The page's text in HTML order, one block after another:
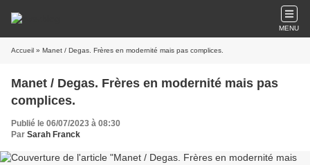
MENU
Accueil » Manet / Degas. Frères en modernité mais pas complices.
Manet / Degas. Frères en modernité mais pas
complices.
Publié le 06/07/2023 à 08:30
Par Sarah Franck